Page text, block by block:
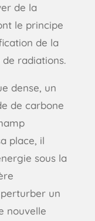
de la
le principe
de la
radiations.
dense, un
de carbone
place, il
sous la
un
nouvelle